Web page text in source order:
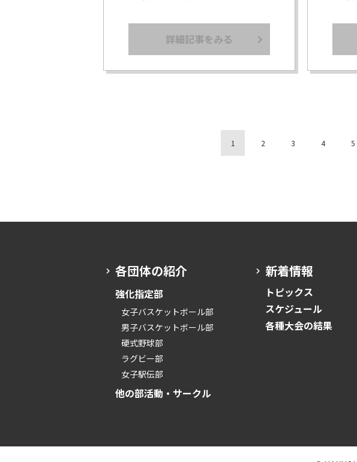
詳細記事をみる
1 2 3 4 5
各団体の紹介
強化指定部
女子バスケットボール部
男子バスケットボール部
硬式野球部
ラグビー部
女子駅伝部
他の部活動・サークル
新着情報
トピックス
スケジュール
各種大会の結果